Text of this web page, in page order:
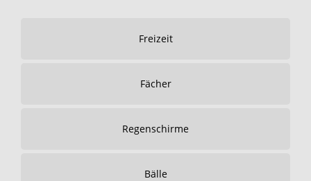
Freizeit
Fächer
Regenschirme
Bälle